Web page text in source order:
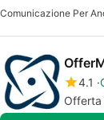
Comunicazione Per
4.1